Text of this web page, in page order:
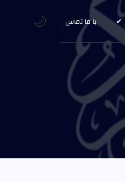
با ما تماس 🌙